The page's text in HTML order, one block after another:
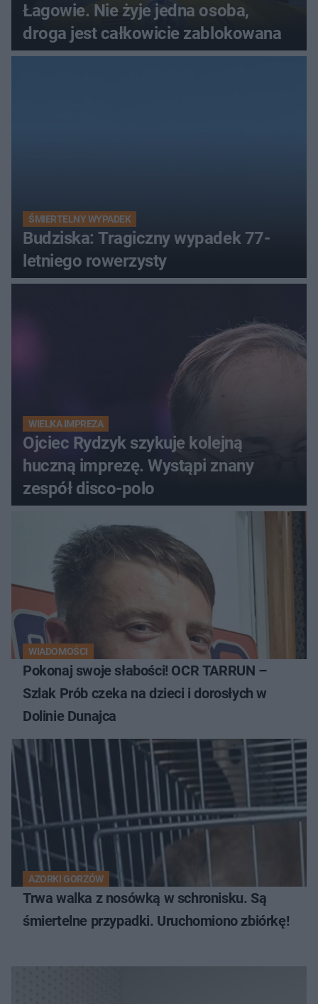
Łagowie. Nie żyje jedna osoba,
droga jest całkowicie zablokowana
ŚMIERTELNY WYPADEK
Budziska: Tragiczny wypadek 77-
letniego rowerzysty
WIELKA IMPREZA
Ojciec Rydzyk szykuje kolejną
huczną imprezę. Wystąpi znany
zespół disco-polo
WIADOMOŚCI
Pokonaj swoje słabości! OCR TARRUN –
Szlak Prób czeka na dzieci i dorosłych w
Dolinie Dunajca
AZORKI GORZÓW
Trwa walka z nosówką w schronisku. Są
śmiertelne przypadki. Uruchomiono zbiórkę!